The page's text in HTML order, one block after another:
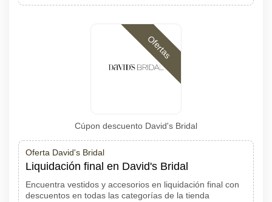
Ofertas
Cúpon descuento David's Bridal
Oferta David's Bridal
Liquidación final en David's Bridal
Encuentra vestidos y accesorios en liquidación final con
descuentos en todas las categorías de la tienda